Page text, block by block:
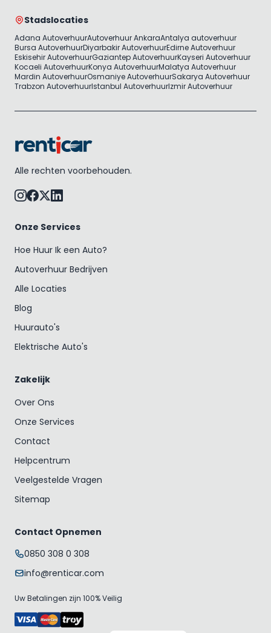
Stadslocaties
Adana AutoverhuurAutoverhuur AnkaraAntalya autoverhuur
Bursa AutoverhuurDiyarbakir AutoverhuurEdirne Autoverhuur
Eskisehir AutoverhuurGaziantep AutoverhuurKayseri Autoverhuur
Kocaeli AutoverhuurKonya AutoverhuurMalatya Autoverhuur
Mardin AutoverhuurOsmaniye AutoverhuurSakarya Autoverhuur
Trabzon AutoverhuurIstanbul AutoverhuurIzmir Autoverhuur
Alle rechten voorbehouden.
Onze Services
Hoe Huur Ik een Auto?
Autoverhuur Bedrijven
Alle Locaties
Blog
Huurauto's
Elektrische Auto's
Zakelijk
Over Ons
Onze Services
Contact
Helpcentrum
Veelgestelde Vragen
Sitemap
Contact Opnemen
0850 308 0 308
info@renticar.com
Uw Betalingen zijn 100% Veilig